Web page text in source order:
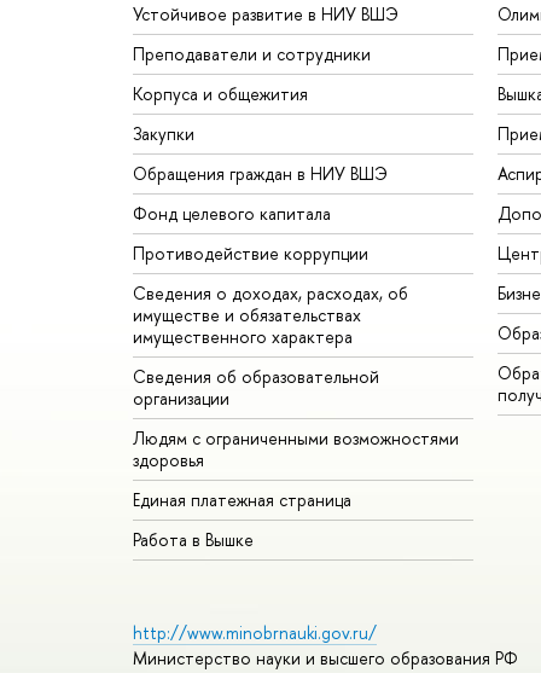
Устойчивое развитие в НИУ ВШЭ
Преподаватели и сотрудники
Корпуса и общежития
Закупки
Обращения граждан в НИУ ВШЭ
Фонд целевого капитала
Противодействие коррупции
Сведения о доходах, расходах, об
имуществе и обязательствах
имущественного характера
Сведения об образовательной
организации
Людям с ограниченными возможностями
здоровья
Единая платежная страница
Работа в Вышке
http://www.minobrnauki.gov.ru/
Министерство науки и высшего образования РФ